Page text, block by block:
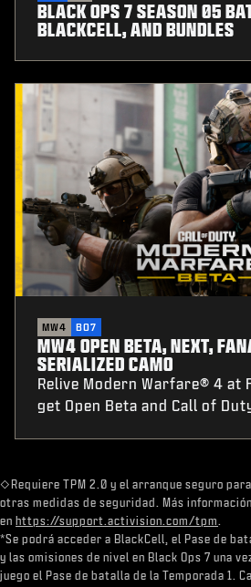
BLACK OPS 7 SEASON 05
BLACKCELL, AND BUNDLES
MW4 BO7
MW4 OPEN BETA, NEXT,
SERIALIZED CAMO
Relive Modern Warfare® 4 at
get Open Beta and Call of
​◇Requiere TPM 2.0 y el arranque seguro
otras medidas de seguridad. Más información
en https://support.activision.com/tpm
*Se podrá acceder a BlackCell, el Pase de
y las omisiones de nivel en Black Ops 7 una
juego el Pase de batalla de la Temporada 1.